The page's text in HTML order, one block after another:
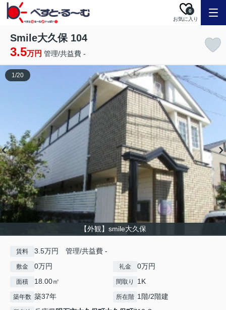
お気に入り
0
Smile大久保 104
3.5万円 管理/共益費 -
【外観】smile大久保
1/20
賃料 3.5万円 管理/共益費 -
敷金 0万円 礼金 0万円
面積 18.00㎡ 間取り 1K
築年数 築37年 所在階 1階/2階建